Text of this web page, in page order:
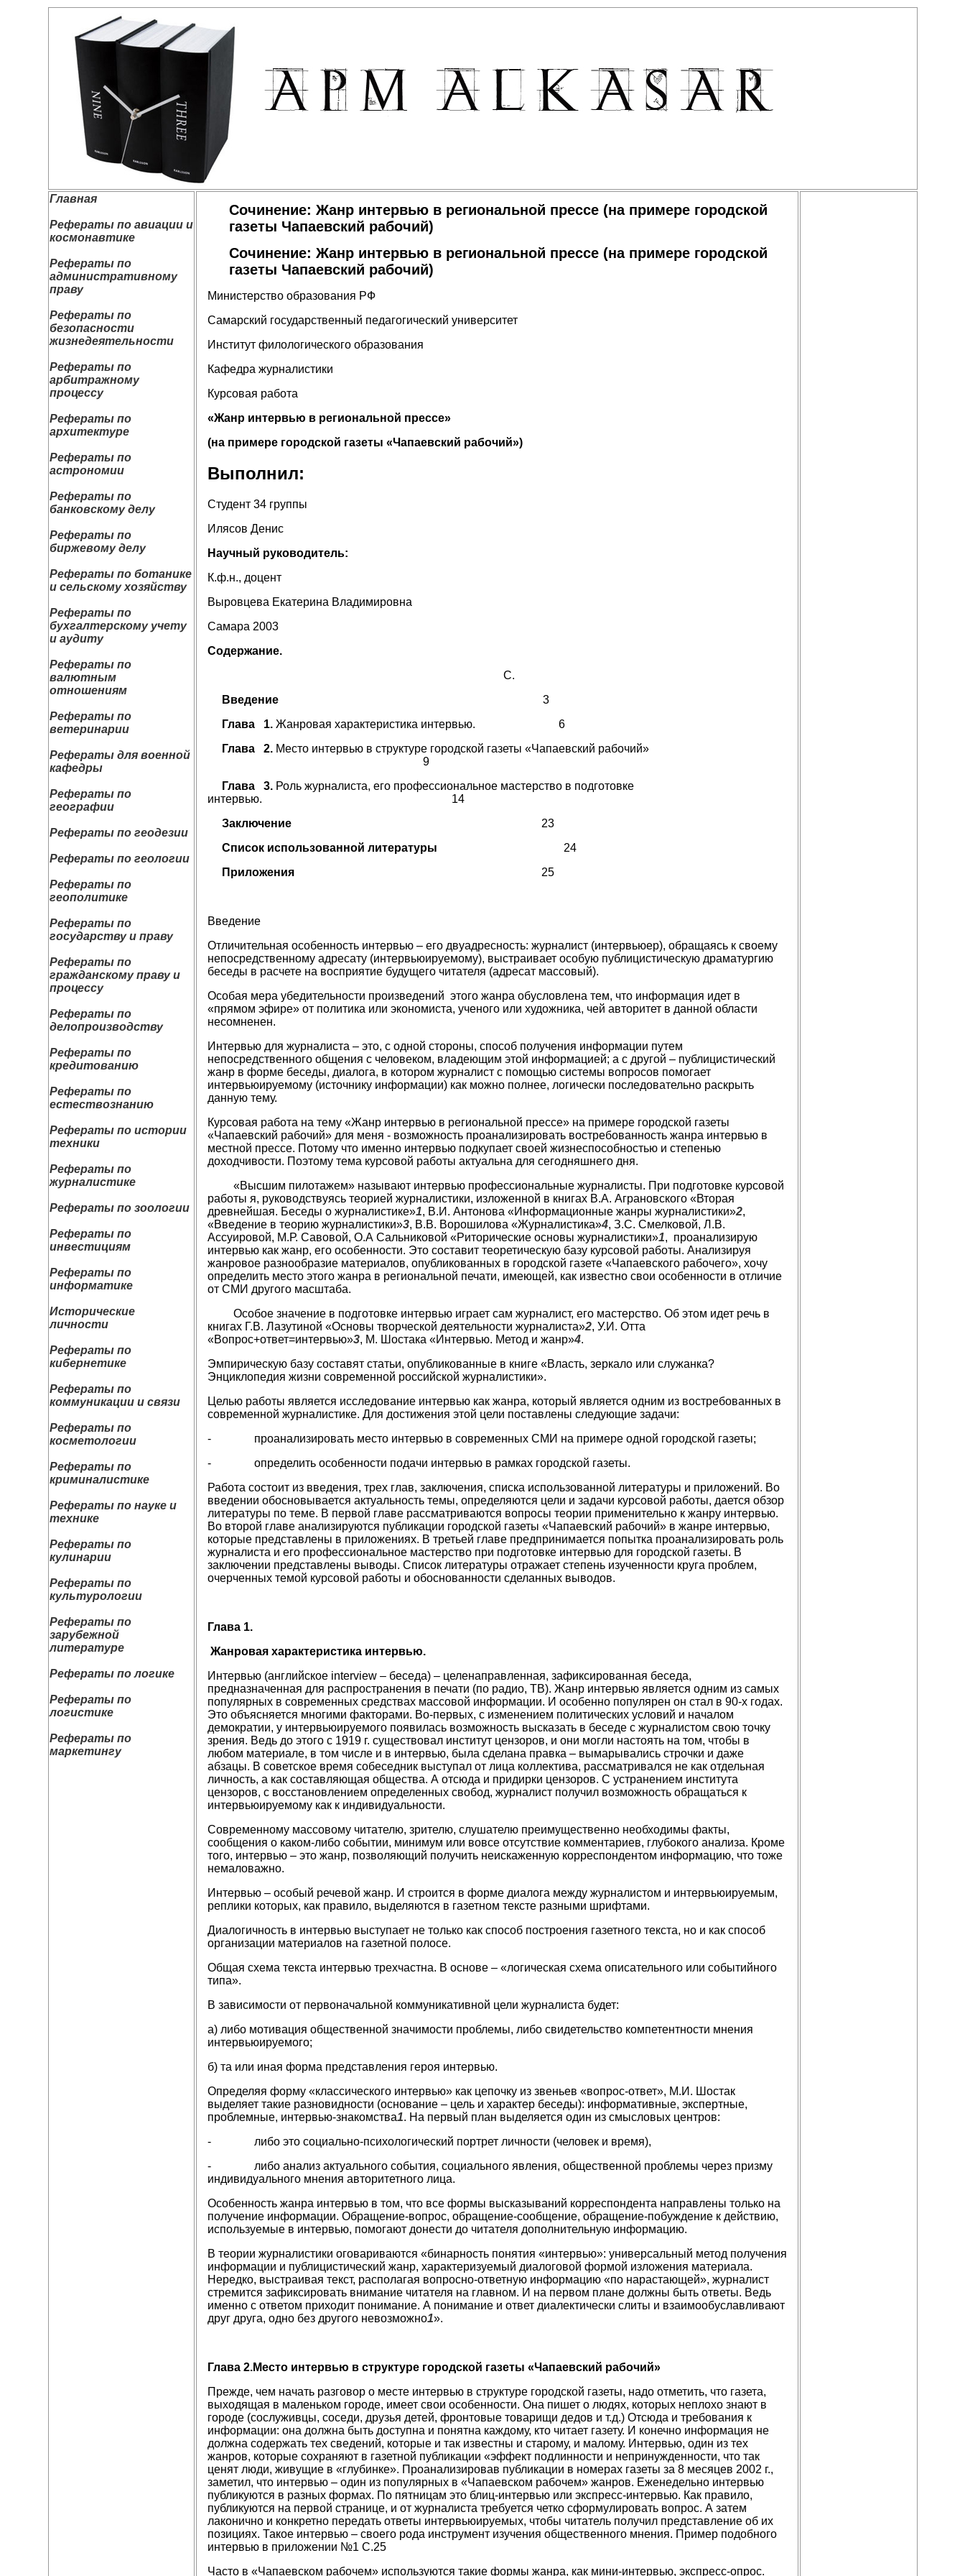
Главная
Рефераты по авиации и
космонавтике
Рефераты по
административному
праву
Рефераты по
безопасности
жизнедеятельности
Рефераты по
арбитражному
процессу
Рефераты по
архитектуре
Рефераты по
астрономии
Рефераты по
банковскому делу
Рефераты по
биржевому делу
Рефераты по ботанике
и сельскому хозяйству
Рефераты по
бухгалтерскому учету
и аудиту
Рефераты по
валютным
отношениям
Рефераты по
ветеринарии
Рефераты для военной
кафедры
Рефераты по
географии
Рефераты по геодезии
Рефераты по геологии
Рефераты по
геополитике
Рефераты по
государству и праву
Рефераты по
гражданскому праву и
процессу
Рефераты по
делопроизводству
Рефераты по
кредитованию
Рефераты по
естествознанию
Рефераты по истории
техники
Рефераты по
журналистике
Рефераты по зоологии
Рефераты по
инвестициям
Рефераты по
информатике
Исторические
личности
Рефераты по
кибернетике
Рефераты по
коммуникации и связи
Рефераты по
косметологии
Рефераты по
криминалистике
Рефераты по науке и
технике
Рефераты по
кулинарии
Рефераты по
культурологии
Рефераты по
зарубежной
литературе
Рефераты по логике
Рефераты по
логистике
Рефераты по
маркетингу
Сочинение: Жанр интервью в региональной прессе (на примере городской
газеты Чапаевский рабочий)
Сочинение: Жанр интервью в региональной прессе (на примере городской
газеты Чапаевский рабочий)
Министерство образования РФ
Самарский государственный педагогический университет
Институт филологического образования
Кафедра журналистики
Курсовая работа
«Жанр интервью в региональной прессе»
(на примере городской газеты «Чапаевский рабочий»)
Выполнил:
Студент 34 группы
Илясов Денис
Научный руководитель:
К.ф.н., доцент
Выровцева Екатерина Владимировна
Самара 2003
Содержание.
С.
Введение 3
Глава 1.Жанровая характеристика интервью. 6
Глава 2.Место интервью в структуре городской газеты «Чапаевский рабочий»
9
Глава 3.Роль журналиста, его профессиональное мастерство в подготовке
интервью. 14
Заключение 23
Список использованной литературы 24
Приложения 25
Введение
Отличительная особенность интервью – его двуадресность: журналист (интервьюер), обращаясь к своему
непосредственному адресату (интервьюируемому), выстраивает особую публицистическую драматургию
беседы в расчете на восприятие будущего читателя (адресат массовый).
Особая мера убедительности произведений этого жанра обусловлена тем, что информация идет в
«прямом эфире» от политика или экономиста, ученого или художника, чей авторитет в данной области
несомненен.
Интервью для журналиста – это, с одной стороны, способ получения информации путем
непосредственного общения с человеком, владеющим этой информацией; а с другой – публицистический
жанр в форме беседы, диалога, в котором журналист с помощью системы вопросов помогает
интервьюируемому (источнику информации) как можно полнее, логически последовательно раскрыть
данную тему.
Курсовая работа на тему «Жанр интервью в региональной прессе» на примере городской газеты
«Чапаевский рабочий» для меня - возможность проанализировать востребованность жанра интервью в
местной прессе. Потому что именно интервью подкупает своей жизнеспособностью и степенью
доходчивости. Поэтому тема курсовой работы актуальна для сегодняшнего дня.
«Высшим пилотажем» называют интервью профессиональные журналисты. При подготовке курсовой
работы я, руководствуясь теорией журналистики, изложенной в книгах В.А. Аграновского «Вторая
древнейшая. Беседы о журналистике»1, В.И. Антонова «Информационные жанры журналистики»2,
«Введение в теорию журналистики»3, В.В. Ворошилова «Журналистика»4, З.С. Смелковой, Л.В.
Ассуировой, М.Р. Савовой, О.А Сальниковой «Риторические основы журналистики»1, проанализирую
интервью как жанр, его особенности. Это составит теоретическую базу курсовой работы. Анализируя
жанровое разнообразие материалов, опубликованных в городской газете «Чапаевского рабочего», хочу
определить место этого жанра в региональной печати, имеющей, как известно свои особенности в отличие
от СМИ другого масштаба.
Особое значение в подготовке интервью играет сам журналист, его мастерство. Об этом идет речь в
книгах Г.В. Лазутиной «Основы творческой деятельности журналиста»2, У.И. Отта
«Вопрос+ответ=интервью»3, М. Шостака «Интервью. Метод и жанр»4.
Эмпирическую базу составят статьи, опубликованные в книге «Власть, зеркало или служанка?
Энциклопедия жизни современной российской журналистики».
Целью работы является исследование интервью как жанра, который является одним из востребованных в
современной журналистике. Для достижения этой цели поставлены следующие задачи:
- проанализировать место интервью в современных СМИ на примере одной городской газеты;
- определить особенности подачи интервью в рамках городской газеты.
Работа состоит из введения, трех глав, заключения, списка использованной литературы и приложений. Во
введении обосновывается актуальность темы, определяются цели и задачи курсовой работы, дается обзор
литературы по теме. В первой главе рассматриваются вопросы теории применительно к жанру интервью.
Во второй главе анализируются публикации городской газеты «Чапаевский рабочий» в жанре интервью,
которые представлены в приложениях. В третьей главе предпринимается попытка проанализировать роль
журналиста и его профессиональное мастерство при подготовке интервью для городской газеты. В
заключении представлены выводы. Список литературы отражает степень изученности круга проблем,
очерченных темой курсовой работы и обоснованности сделанных выводов.
Глава 1.
Жанровая характеристика интервью.
Интервью (английское interview – беседа) – целенаправленная, зафиксированная беседа,
предназначенная для распространения в печати (по радио, ТВ). Жанр интервью является одним из самых
популярных в современных средствах массовой информации. И особенно популярен он стал в 90-х годах.
Это объясняется многими факторами. Во-первых, с изменением политических условий и началом
демократии, у интервьюируемого появилась возможность высказать в беседе с журналистом свою точку
зрения. Ведь до этого с 1919 г. существовал институт цензоров, и они могли настоять на том, чтобы в
любом материале, в том числе и в интервью, была сделана правка – вымарывались строчки и даже
абзацы. В советское время собеседник выступал от лица коллектива, рассматривался не как отдельная
личность, а как составляющая общества. А отсюда и придирки цензоров. С устранением института
цензоров, с восстановлением определенных свобод, журналист получил возможность обращаться к
интервьюируемому как к индивидуальности.
Современному массовому читателю, зрителю, слушателю преимущественно необходимы факты,
сообщения о каком-либо событии, минимум или вовсе отсутствие комментариев, глубокого анализа. Кроме
того, интервью – это жанр, позволяющий получить неискаженную корреспондентом информацию, что тоже
немаловажно.
Интервью – особый речевой жанр. И строится в форме диалога между журналистом и интервьюируемым,
реплики которых, как правило, выделяются в газетном тексте разными шрифтами.
Диалогичность в интервью выступает не только как способ построения газетного текста, но и как способ
организации материалов на газетной полосе.
Общая схема текста интервью трехчастна. В основе – «логическая схема описательного или событийного
типа».
В зависимости от первоначальной коммуникативной цели журналиста будет:
а) либо мотивация общественной значимости проблемы, либо свидетельство компетентности мнения
интервьюируемого;
б) та или иная форма представления героя интервью.
Определяя форму «классического интервью» как цепочку из звеньев «вопрос-ответ», М.И. Шостак
выделяет такие разновидности (основание – цель и характер беседы): информативные, экспертные,
проблемные, интервью-знакомства1. На первый план выделяется один из смысловых центров:
- либо это социально-психологический портрет личности (человек и время),
- либо анализ актуального события, социального явления, общественной проблемы через призму
индивидуального мнения авторитетного лица.
Особенность жанра интервью в том, что все формы высказываний корреспондента направлены только на
получение информации. Обращение-вопрос, обращение-сообщение, обращение-побуждение к действию,
используемые в интервью, помогают донести до читателя дополнительную информацию.
В теории журналистики оговариваются «бинарность понятия «интервью»: универсальный метод получения
информации и публицистический жанр, характеризуемый диалоговой формой изложения материала.
Нередко, выстраивая текст, располагая вопросно-ответную информацию «по нарастающей», журналист
стремится зафиксировать внимание читателя на главном. И на первом плане должны быть ответы. Ведь
именно с ответом приходит понимание. А понимание и ответ диалектически слиты и взаимообуславливают
друг друга, одно без другого невозможно1».
Глава 2.Место интервью в структуре городской газеты «Чапаевский рабочий»
Прежде, чем начать разговор о месте интервью в структуре городской газеты, надо отметить, что газета,
выходящая в маленьком городе, имеет свои особенности. Она пишет о людях, которых неплохо знают в
городе (сослуживцы, соседи, друзья детей, фронтовые товарищи дедов и т.д.) Отсюда и требования к
информации: она должна быть доступна и понятна каждому, кто читает газету. И конечно информация не
должна содержать тех сведений, которые и так известны и старому, и малому. Интервью, один из тех
жанров, которые сохраняют в газетной публикации «эффект подлинности и непринужденности, что так
ценят люди, живущие в «глубинке». Проанализировав публикации в номерах газеты за 8 месяцев 2002 г.,
заметил, что интервью – один из популярных в «Чапаевском рабочем» жанров. Еженедельно интервью
публикуются в разных формах. По пятницам это блиц-интервью или экспресс-интервью. Как правило,
публикуются на первой странице, и от журналиста требуется четко сформулировать вопрос. А затем
лаконично и конкретно передать ответы интервьюируемых, чтобы читатель получил представление об их
позициях. Такое интервью – своего рода инструмент изучения общественного мнения. Пример подобного
интервью в приложении №1 С.25
Часто в «Чапаевском рабочем» используются такие формы жанра, как мини-интервью, экспресс-опрос.